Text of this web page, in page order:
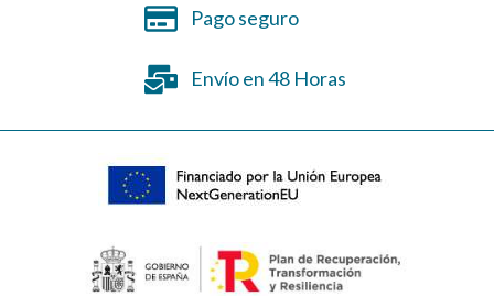
Pago seguro
Envío en 48 Horas